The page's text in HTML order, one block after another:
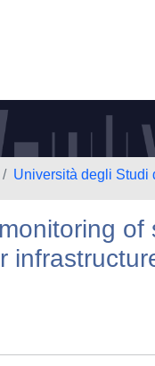
Università degli Studi